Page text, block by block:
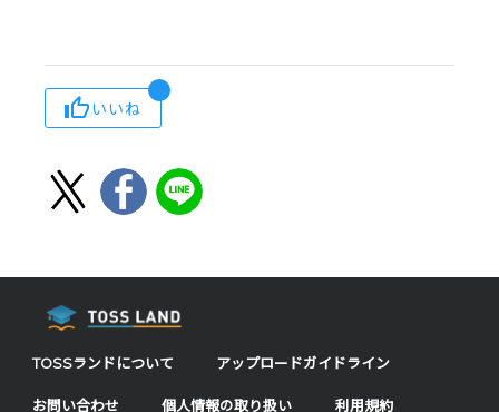
いいね
TOSSランドについて アップロードガイドライン
お問い合わせ 個人情報の取り扱い 利用規約